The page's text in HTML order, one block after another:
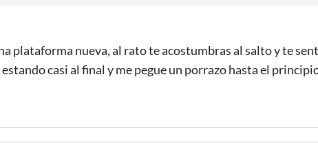
plataforma nueva, al rato te acostumbras al salto y te
casi al final y me pegue un porrazo hasta el